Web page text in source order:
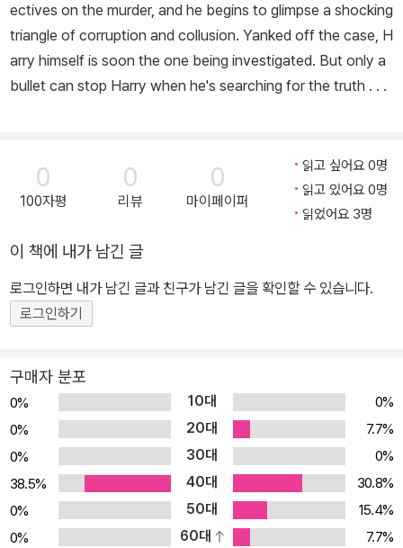
드가 감독과 주연을 맡은 영화 〈블러드 워크〉, 매슈 매코너헤이 주연
의 영화 〈링컨 차를 타는 변호사〉, 아마존 스튜디오 드라마 〈보슈〉의
원작이기도 하다.
ectives on the murder, and he begins to glimpse a shocking
triangle of corruption and collusion. Yanked off the case, H
arry himself is soon the one being investigated. But only a
bullet can stop Harry when he's searching for the truth . . .
0
100자평
0
리뷰
0
마이페이퍼
읽고 싶어요 0명
읽고 있어요 0명
읽었어요 3명
이 책에 내가 남긴 글
로그인하면 내가 남긴 글과 친구가 남긴 글을 확인할 수 있습니다.
로그인하기
구매자 분포
0% 10대
0%
0%
20대
7.7%
0%
30대
0%
38.5%
40대
30.8%
0%
50대
15.4%
0%
60대
7.7%